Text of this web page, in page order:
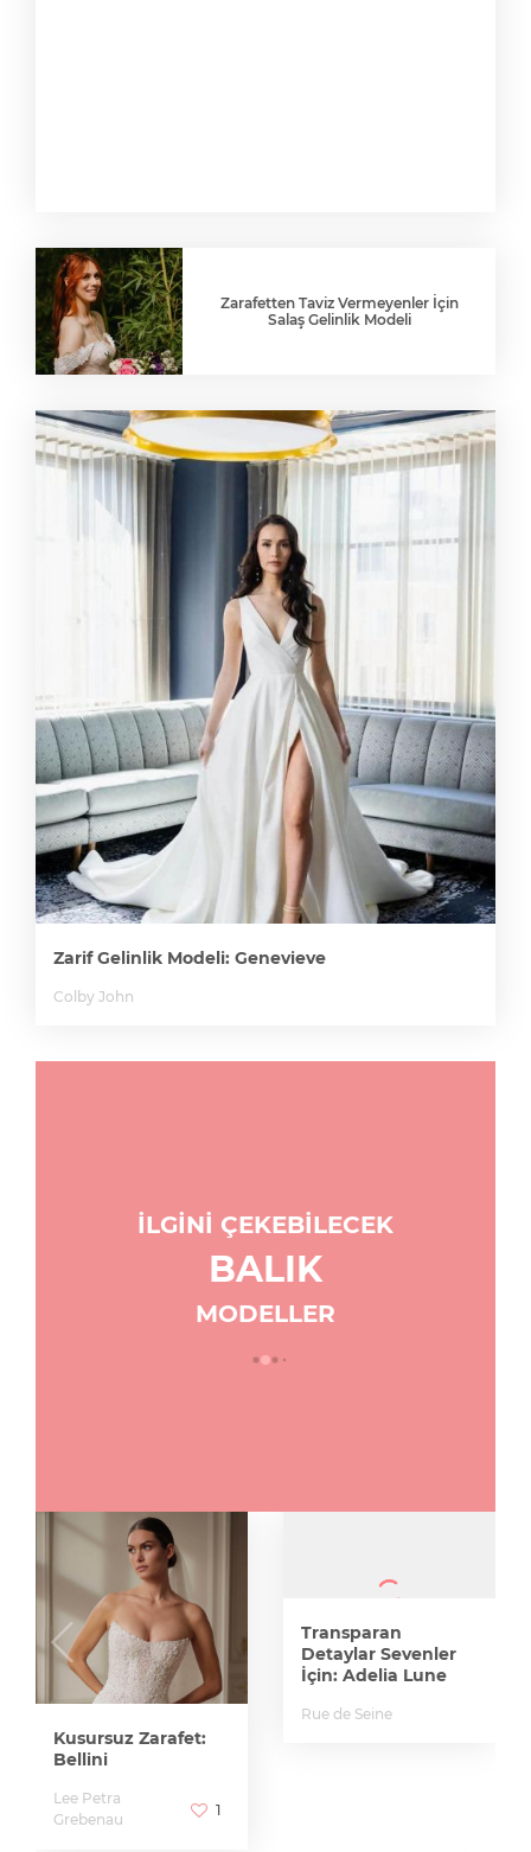
Zarafetten Taviz Vermeyenler İçin
Salaş Gelinlik Modeli
Zarif Gelinlik Modeli: Genevieve
Colby John
İLGİNİ ÇEKEBİLECEK
BALIK
MODELLER
Kusursuz Zarafet:
Bellini
Lee Petra
Grebenau
1
Transparan
Detaylar Sevenler
İçin: Adelia Lune
Rue de Seine